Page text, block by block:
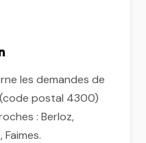
les demandes de
postal 4300)
: Berloz,
Faimes.